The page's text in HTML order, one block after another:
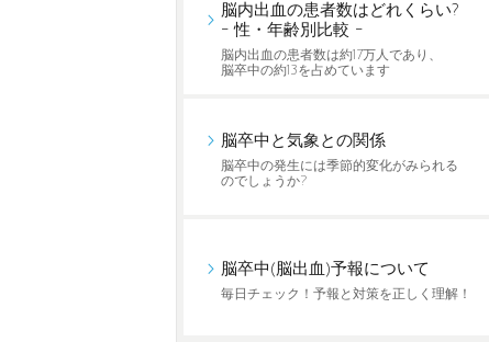
脳内出血の患者数はどれくらい?
- 性・年齢別比較 -
脳内出血の患者数は約17万人であり、
脳卒中の約13を占めています
脳卒中と気象との関係
脳卒中の発生には季節的変化がみられる
のでしょうか?
脳卒中(脳出血)予報について
毎日チェック！予報と対策を正しく理解！